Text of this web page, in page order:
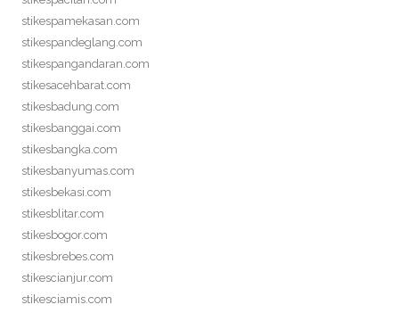
stikespamekasan.com
stikespandeglang.com
stikespangandaran.com
stikesacehbarat.com
stikesbadung.com
stikesbanggai.com
stikesbangka.com
stikesbanyumas.com
stikesbekasi.com
stikesblitar.com
stikesbogor.com
stikesbrebes.com
stikescianjur.com
stikesciamis.com